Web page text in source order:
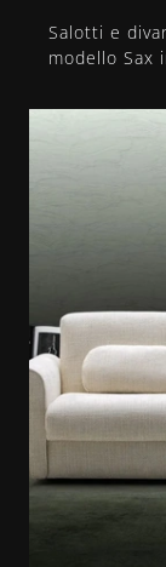
Salotti e
modello Sax